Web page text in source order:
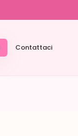
Contattaci